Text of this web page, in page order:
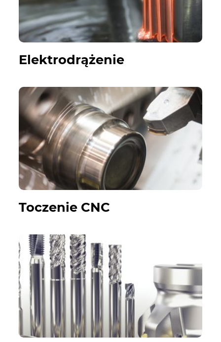
Elektrodrążenie
Toczenie CNC